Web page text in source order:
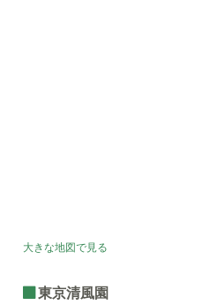
大きな地図で見る
東京清風園